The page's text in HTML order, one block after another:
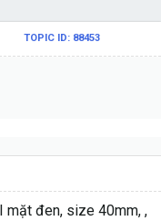
TOPIC ID: 88453
mặt đen, size 40mm, ,